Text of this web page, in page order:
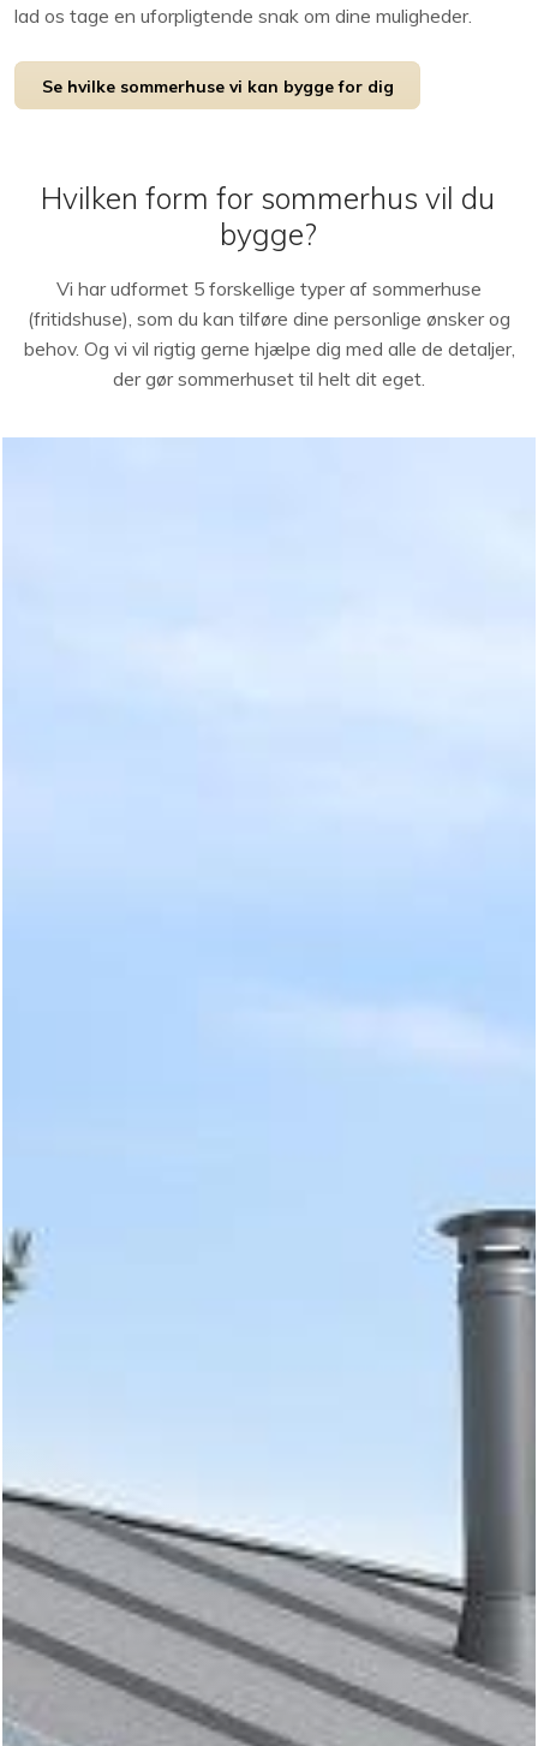
lad os tage en uforpligtende snak om dine muligheder.
Se hvilke sommerhuse vi kan bygge for dig
Hvilken form for sommerhus vil du
bygge?
Vi har udformet 5 forskellige typer af sommerhuse
(fritidshuse), som du kan tilføre dine personlige ønsker og
behov. Og vi vil rigtig gerne hjælpe dig med alle de detaljer,
der gør sommerhuset til helt dit eget.